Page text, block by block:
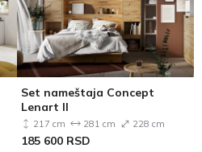
Set nameštaja Concept
Lenart II
217 cm 281 cm 228 cm
185 600 RSD